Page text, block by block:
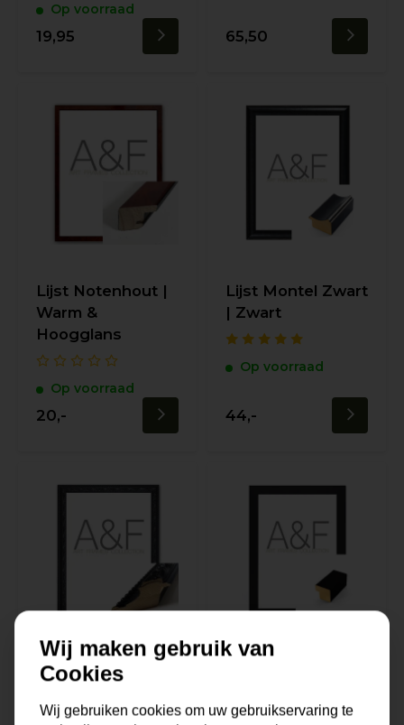
Op voorraad
19,95 65,50
Lijst Notenhout |
Warm &
Hoogglans
Op voorraad
20,-
Lijst Montel Zwart
| Zwart
Op voorraad
44,-
Lijst Kelston
Barok
Wij maken gebruik van
Cookies
Wij gebruiken cookies om uw gebruikservaring te